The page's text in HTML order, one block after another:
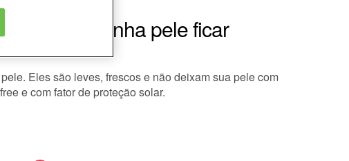
risco da minha pele ficar
Eles são leves, frescos e não deixam sua pele com
e com fator de proteção solar.